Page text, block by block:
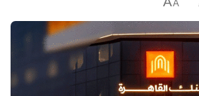
A